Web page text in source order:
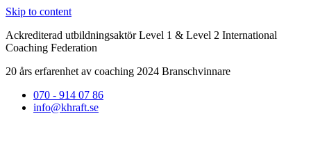
Skip to content
Ackrediterad utbildningsaktör Level 1 & Level 2 International
Coaching Federation
20 års erfarenhet av coaching 2024 Branschvinnare
070 - 914 07 86
info@khraft.se